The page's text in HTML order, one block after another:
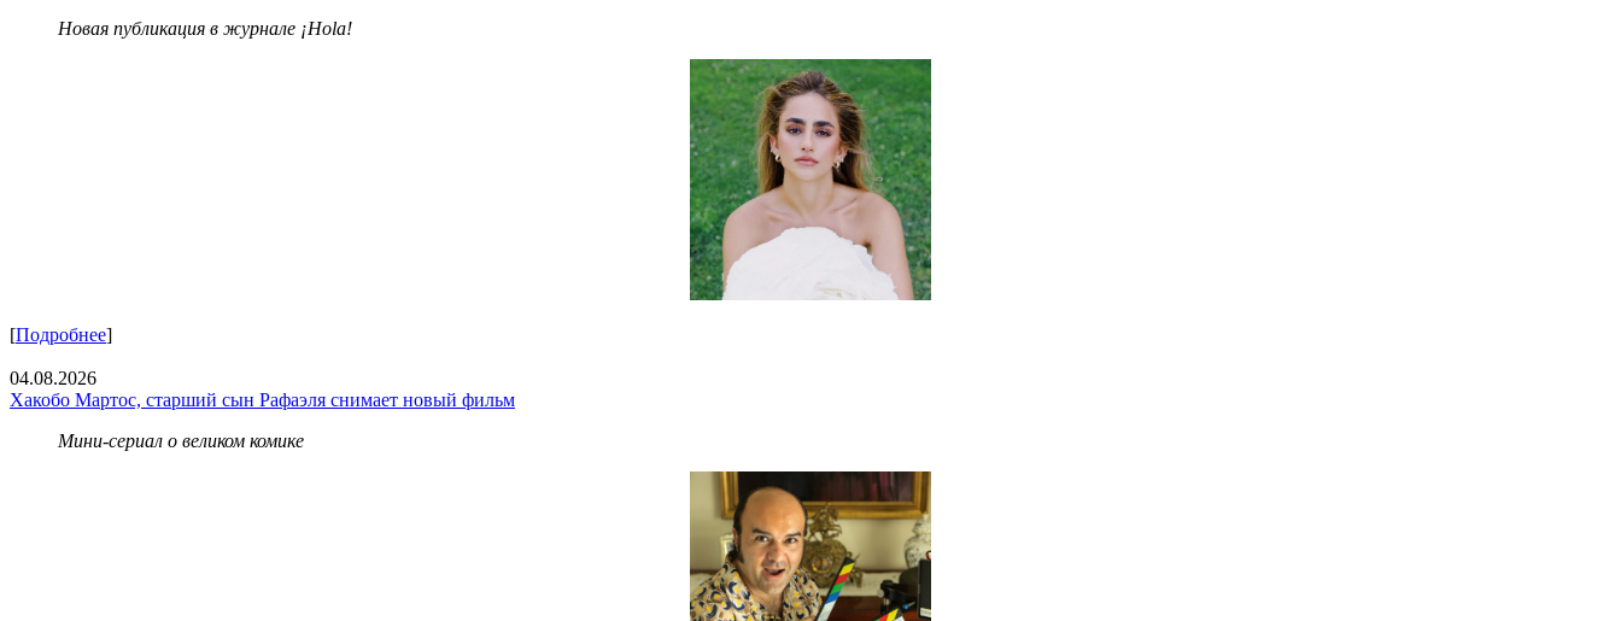
Новая публикация в журнале ¡Hola!
[Подробнее]
04.08.2026
Хакобо Мартос, старший сын Рафаэля снимает новый фильм
Мини-сериал о великом комике